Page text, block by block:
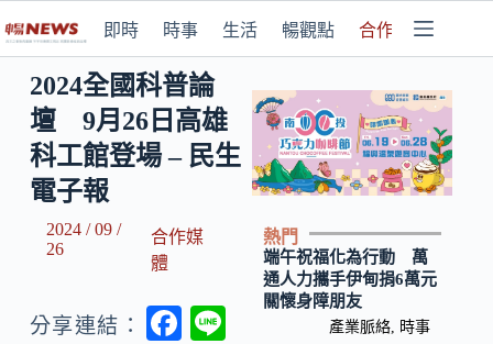
即時 時事 生活 暢觀點 合作媒體
2024全國科普論
壇 9月26日高雄
科工館登場 – 民生
電子報
2024 / 09 /
26
合作媒
體
分享連結：
F
熱門
端午祝福化為行動 萬
通人力攜手伊甸捐6萬元
關懷身障朋友
產業脈絡 時事